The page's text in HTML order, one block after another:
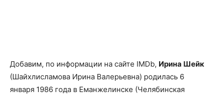
Добавим, по информации на сайте IMDb, Ирина Шейк
(Шайхлисламова Ирина Валерьевна) родилась 6
января 1986 года в Еманжелинске (Челябинская